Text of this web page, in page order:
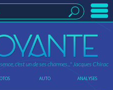
c'est un de ses charmes..."Jacques Chirac
AUTO ANALYSES